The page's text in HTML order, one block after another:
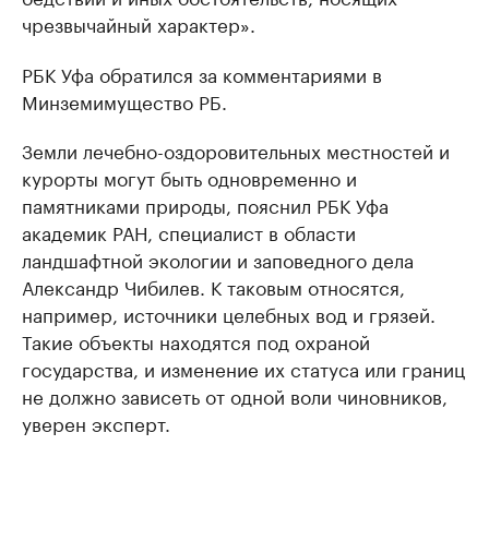
чрезвычайный характер».
РБК Уфа обратился за комментариями в
Минземимущество РБ.
Земли лечебно-оздоровительных местностей и
курорты могут быть одновременно и
памятниками природы, пояснил РБК Уфа
академик РАН, специалист в области
ландшафтной экологии и заповедного дела
Александр Чибилев. К таковым относятся,
например, источники целебных вод и грязей.
Такие объекты находятся под охраной
государства, и изменение их статуса или границ
не должно зависеть от одной воли чиновников,
уверен эксперт.